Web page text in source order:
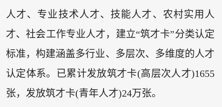
人才、专业技术人才、技能人才、农村实用人
才、社会工作专业人才，建立“筑才卡”分类认定
标准，构建涵盖多行业、多层次、多维度的人才
认定体系。已累计发放筑才卡(高层次人才)1655
张，发放筑才卡(青年人才)24万张。